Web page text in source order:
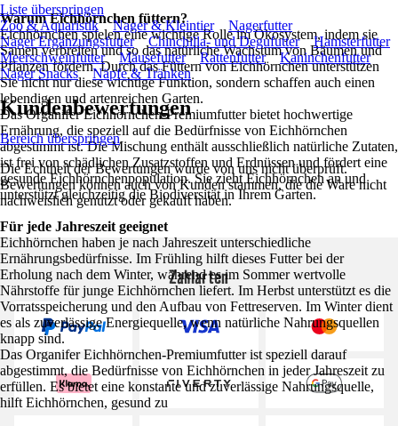
Warum Eichhörnchen füttern?
Eichhörnchen spielen eine wichtige Rolle im Ökosystem, indem sie
Samen verbreiten und so das natürliche Wachstum von Bäumen und
Pflanzen fördern. Durch das Füttern von Eichhörnchen unterstützen
Sie nicht nur diese wichtige Funktion, sondern schaffen auch einen
lebendigen und artenreichen Garten.
Das Organifer Eichhörnchen-Premiumfutter bietet hochwertige
Ernährung, die speziell auf die Bedürfnisse von Eichhörnchen
abgestimmt ist. Die Mischung enthält ausschließlich natürliche Zutaten,
ist frei von schädlichen Zusatzstoffen und Erdnüssen und fördert eine
gesunde Eichhörnchenpopulation. Sie zieht Eichhörnchen an und
unterstützt gleichzeitig die Biodiversität in Ihrem Garten.
Für jede Jahreszeit geeignet
Eichhörnchen haben je nach Jahreszeit unterschiedliche
Ernährungsbedürfnisse. Im Frühling hilft dieses Futter bei der
Erholung nach dem Winter, während es im Sommer wertvolle
Nährstoffe für junge Eichhörnchen liefert. Im Herbst unterstützt es die
Vorratsspeicherung und den Aufbau von Fettreserven. Im Winter dient
es als zuverlässige Energiequelle, wenn natürliche Nahrungsquellen
knapp sind.
Das Organifer Eichhörnchen-Premiumfutter ist speziell darauf
abgestimmt, die Bedürfnisse von Eichhörnchen in jeder Jahreszeit zu
erfüllen. Es bietet eine konstante und zuverlässige Nahrungsquelle,
hilft Eichhörnchen, gesund zu
Liste überspringen
Zoo & Aquaristik
Nager & Kleintier
Nagerfutter
Nager Ergänzungsfutter
Chinchilla- und Degufutter
Hamsterfutter
Meerschweinfutter
Mäusefutter Rattenfutter
Kaninchenfutter
Nager Snacks
Näpfe & Tränken
Kundenbewertungen
Bereich überspringen
Die Echtheit der Bewertungen wurde von uns nicht überprüft.
Bewertungen können auch von Kunden stammen, die die Ware nicht
nachweislich genutzt oder gekauft haben.
Zahlarten